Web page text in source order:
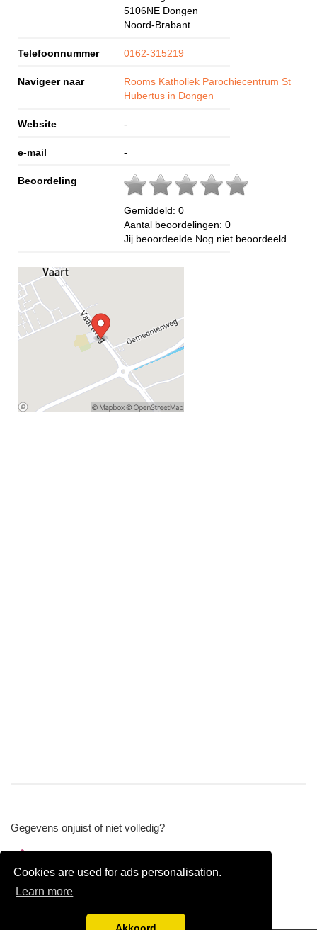
Cookies are used for ads personalisation.
Learn more
5106NE Dongen
Noord-Brabant
Telefoonnummer 0162-315219
Navigeer naar
Rooms Katholiek Parochiecentrum St
Hubertus in Dongen
Website -
e-mail -
Beoordeling
Gemiddeld: 0
Aantal beoordelingen: 0
Jij beoordeelde Nog niet beoordeeld
Gegevens onjuist of niet volledig?